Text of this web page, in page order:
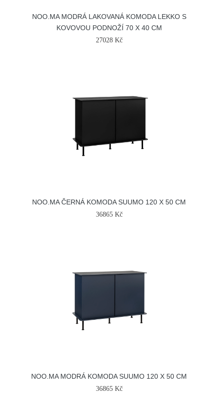
NOO.MA MODRÁ LAKOVANÁ KOMODA LEKKO S
KOVOVOU PODNOŽÍ 70 X 40 CM
27028 Kč
NOO.MA ČERNÁ KOMODA SUUMO 120 X 50 CM
36865 Kč
NOO.MA MODRÁ KOMODA SUUMO 120 X 50 CM
36865 Kč